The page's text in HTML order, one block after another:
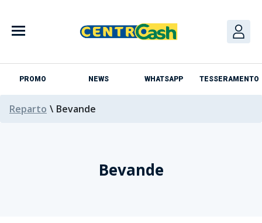
content
PROMO NEWS WHATSAPP TESSERAMENTO
Reparto \ Bevande
Bevande